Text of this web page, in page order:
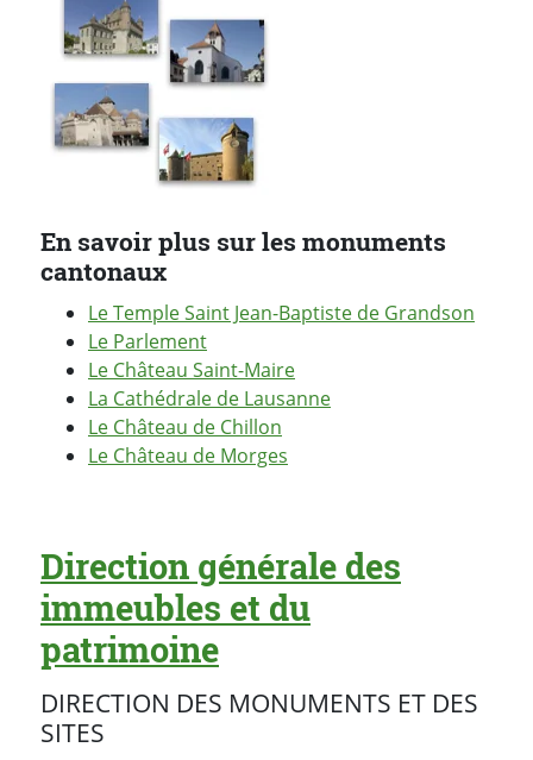
En savoir plus sur les monuments
cantonaux
Le Temple Saint Jean-Baptiste de Grandson
Le Parlement
Le Château Saint-Maire
La Cathédrale de Lausanne
Le Château de Chillon
Le Château de Morges
Direction générale des
immeubles et du
patrimoine
DIRECTION DES MONUMENTS ET DES
SITES